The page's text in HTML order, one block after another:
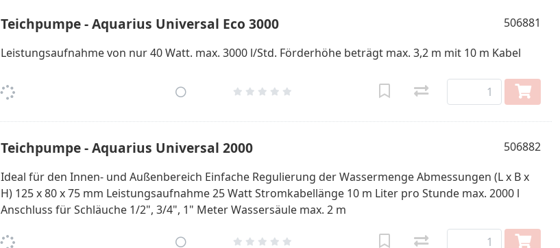
506881
Teichpumpe - Aquarius Universal Eco 3000
Leistungsaufnahme von nur 40 Watt. max. 3000 l/Std. Förderhöhe beträgt max. 3,2 m mit 10 m Kabel
506882
Teichpumpe - Aquarius Universal 2000
Ideal für den Innen- und Außenbereich Einfache Regulierung der Wassermenge Abmessungen (L x B x
H) 125 x 80 x 75 mm Leistungsaufnahme 25 Watt Stromkabellänge 10 m Liter pro Stunde max. 2000 l
Anschluss für Schläuche 1/2", 3/4", 1" Meter Wassersäule max. 2 m